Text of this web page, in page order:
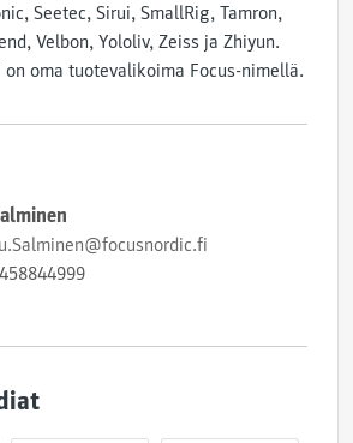
Seetec, Sirui, SmallRig, Tamron,
Velbon, Yololiv, Zeiss ja Zhiyun.
oma tuotevalikoima Focus-nimellä.